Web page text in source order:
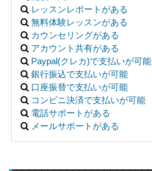
レッスンレポートがある
無料体験レッスンがある
カウンセリングがある
アカウント共有がある
Paypal(クレカ)で支払いが可能
銀行振込で支払いが可能
口座振替で支払いが可能
コンビニ決済で支払いが可能
電話サポートがある
メールサポートがある